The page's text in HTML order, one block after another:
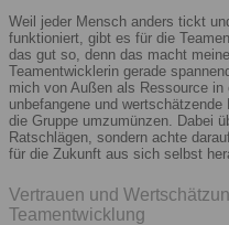
Weil jeder Mensch anders tickt
funktioniert, gibt es für die
das gut so, denn das macht
Teamentwicklerin gerade
mich von Außen als Ressource
unbefangene und
die Gruppe umzumünzen. Dabei
Ratschlägen, sondern achte
für die Zukunft aus sich selbst
Vertrauen und
Teamentwicklung